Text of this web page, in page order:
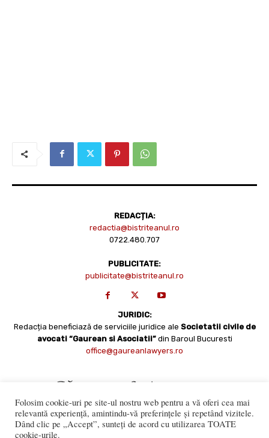
REDACȚIA:
redactia@bistriteanul.ro
0722.480.707
PUBLICITATE:
publicitate@bistriteanul.ro
JURIDIC:
Redacția beneficiază de serviciile juridice ale Societatii civile de
avocati “Gaurean si Asociatii” din Baroul Bucuresti
office@gaureanlawyers.ro
Folosim cookie-uri pe site-ul nostru web pentru a vă oferi cea mai
relevantă experiență, amintindu-vă preferințele și repetând vizitele.
Dând clic pe „Accept”, sunteți de acord cu utilizarea TOATE
cookie-urile.